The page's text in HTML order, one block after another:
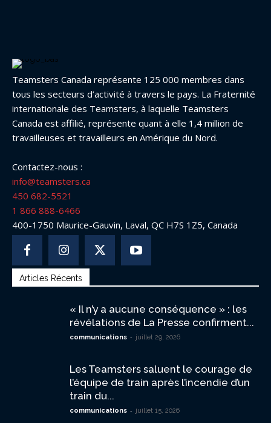
Teamsters Canada représente 125 000 membres dans
tous les secteurs d’activité à travers le pays. La Fraternité
internationale des Teamsters, à laquelle Teamsters
Canada est affilié, représente quant à elle 1,4 million de
travailleuses et travailleurs en Amérique du Nord.
Contactez-nous :
info@teamsters.ca
450 682-5521
1 866 888-6466
400-1750 Maurice-Gauvin, Laval, QC H7S 1Z5, Canada
Articles Récents
« Il n’y a aucune conséquence » : les
révélations de La Presse confirment...
communications - juillet 29, 2026
Les Teamsters saluent le courage de
l’équipe de train après l’incendie d’un
train du...
communications - juillet 15, 2026